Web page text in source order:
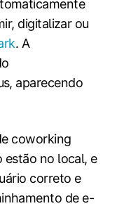
digitalizar ou
. A
aparecendo
coworking
estão no local, e
correto e
de e-